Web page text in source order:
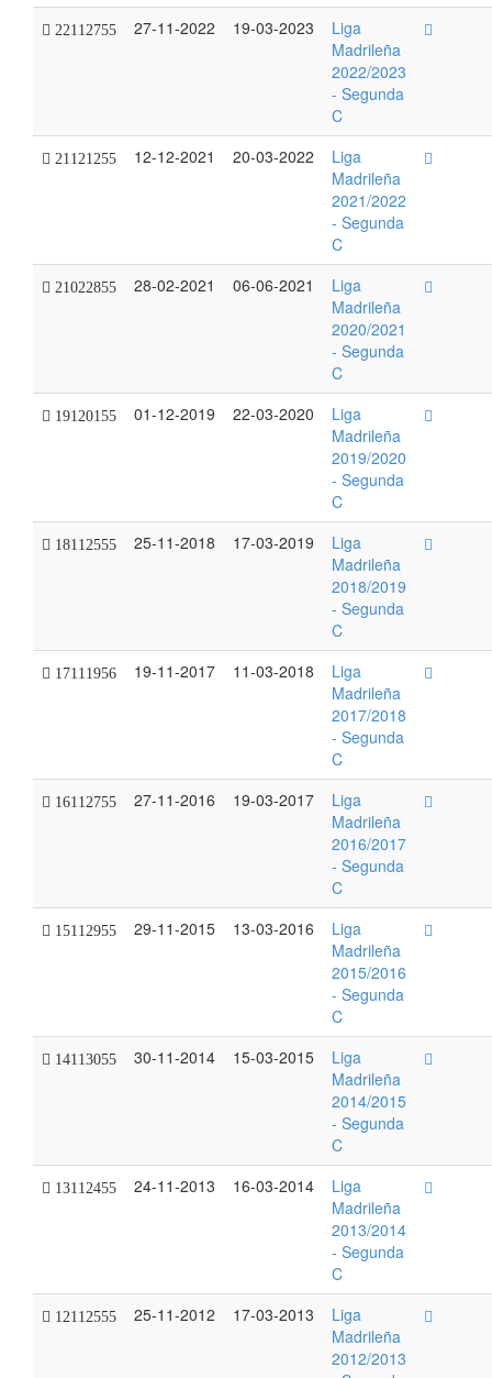
22112755 27-11-2022 19-03-2023
Liga
Madrileña
2022/2023
- Segunda
C
21121255 12-12-2021 20-03-2022
Liga
Madrileña
2021/2022
- Segunda
C
21022855 28-02-2021 06-06-2021
Liga
Madrileña
2020/2021
- Segunda
C
19120155 01-12-2019 22-03-2020
Liga
Madrileña
2019/2020
- Segunda
C
18112555 25-11-2018 17-03-2019
Liga
Madrileña
2018/2019
- Segunda
C
17111956 19-11-2017 11-03-2018
Liga
Madrileña
2017/2018
- Segunda
C
16112755 27-11-2016 19-03-2017
Liga
Madrileña
2016/2017
- Segunda
C
15112955 29-11-2015 13-03-2016
Liga
Madrileña
2015/2016
- Segunda
C
14113055 30-11-2014 15-03-2015
Liga
Madrileña
2014/2015
- Segunda
C
13112455 24-11-2013 16-03-2014
Liga
Madrileña
2013/2014
- Segunda
C
12112555 25-11-2012 17-03-2013
Liga
Madrileña
2012/2013